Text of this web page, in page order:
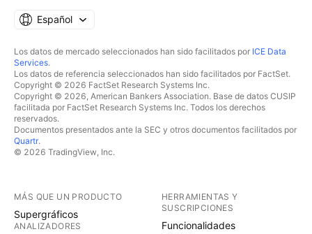
Español
Los datos de mercado seleccionados han sido facilitados por ICE Data
Services.
Los datos de referencia seleccionados han sido facilitados por FactSet.
Copyright © 2026 FactSet Research Systems Inc.
Copyright © 2026, American Bankers Association. Base de datos CUSIP
facilitada por FactSet Research Systems Inc. Todos los derechos
reservados.
Documentos presentados ante la SEC y otros documentos facilitados por
Quartr.
© 2026 TradingView, Inc.
MÁS QUE UN PRODUCTO
Supergráficos
ANALIZADORES
HERRAMIENTAS Y
SUSCRIPCIONES
Funcionalidades